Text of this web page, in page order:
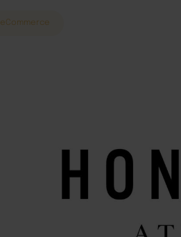
eCommerce